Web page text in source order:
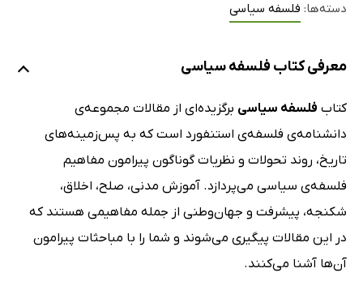
دسته‌ها: فلسفه سیاسی
معرفی کتاب فلسفه سیاسی
کتاب فلسفه سیاسی برگزیده‌ای از مقالات مجموعه‌ی
دانشنامه‌ی فلسفه‌ی استنفورد است که به پس‌زمینه‌های
تاریخ، روند تحولات و نظریات گوناگون پیرامون مفاهیم
فلسفه‌ی سیاسی می‌پردازد. آموزش مدنی، صلح، اخلاق،
شکنجه، پیشرفت و جهان‌وطنی از جمله مفاهیمی هستند که
در این مقالات پیگیری می‌شوند و شما را با مباحثات پیرامون
آن‌ها آشنا می‌کنند.